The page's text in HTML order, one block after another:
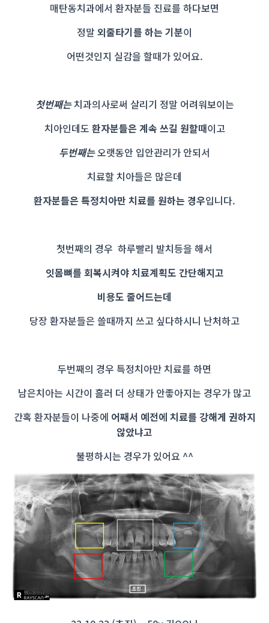
매탄동치과에서 환자분들 진료를 하다보면
정말외줄타기를 하는 기분이
어떤것인지 실감을 할때가 있어요.
첫번째는치과의사로써 살리기 정말 어려워보이는
치아인데도 환자분들은 계속 쓰길 원할때이고
두번째는오랫동안 입안관리가 안되서
치료할 치아들은 많은데
환자분들은 특정치아만 치료를 원하는 경우입니다.
첫번째의 경우 하루빨리 발치등을 해서
잇몸뼈를 회복시켜야 치료계획도 간단해지고
비용도 줄어드는데
당장 환자분들은 쓸때까지 쓰고 싶다하시니 난처하고
두번째의 경우 특정치아만 치료를 하면
남은치아는 시간이 흘러 더 상태가 안좋아지는 경우가 많고
간혹 환자분들이 나중에 어째서 예전에 치료를 강해게 권하지
않았냐고
불평하시는 경우가 있어요 ^^